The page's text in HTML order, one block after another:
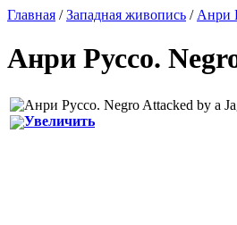
Главная /Западная живопись / Анри
Анри Руссо.
Увеличить